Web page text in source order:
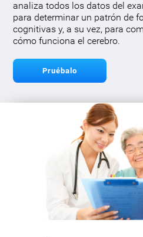
analiza todos los datos del
para determinar un patrón de
cognitivas y, a su vez, para
cómo funciona el cerebro.
Pruébalo